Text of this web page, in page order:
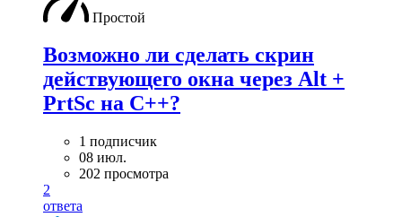
Простой
Возможно ли сделать скрин
действующего окна через Alt +
PrtSc на С++?
1 подписчик
08 июл.
202 просмотра
2
ответа